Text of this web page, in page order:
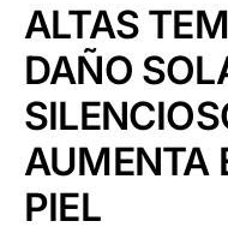
ALTAS
DAÑO
AUMENTA
PIEL